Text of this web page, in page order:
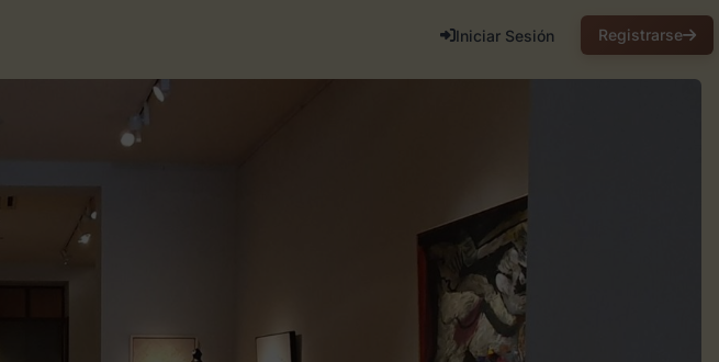
Iniciar Sesión Registrarse